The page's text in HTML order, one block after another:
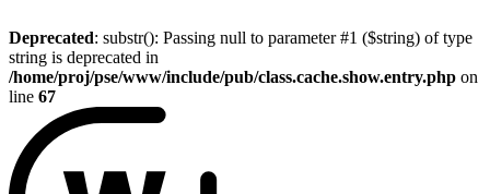
Deprecated: substr(): Passing null to parameter #1 ($string) of type
string is deprecated in
/home/proj/pse/www/include/pub/class.cache.show.entry.php on
line 67